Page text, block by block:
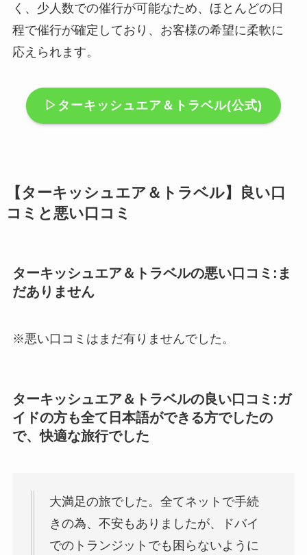
く、少人数での催行が可能なため、ほとんどの日
程で催行が確定しており、お客様の希望に柔軟に
応えられます。
▷ターキッシュエア＆トラベル(公式)
【ターキッシュエア＆トラベル】良い口
コミと悪い口コミ
ターキッシュエア＆トラベルの悪い口コミ:ま
だありません
※悪い口コミはまだ有りませんでした。
ターキッシュエア＆トラベルの良い口コミ:ガ
イドの方も全て日本語ができる方でしたの
で、快適な旅行でした
大満足の旅でした。全てネットで手続
きの為、不安もありましたが、ドバイ
でのトランジットでも困らないように